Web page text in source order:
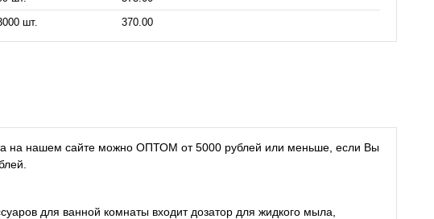
шт.
370.00
на нашем сайте можно ОПТОМ от 5000 рублей или меньше, если Вы
для ванной комнаты входит дозатор для жидкого мыла,